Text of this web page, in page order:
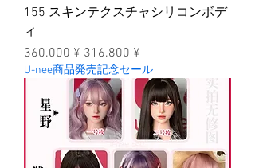
155 スキンテクスチャシリコンボデ
ィ
一般價格
360.000 ¥ 促銷價格
316.800 ¥
U-nee商品発売記念セール